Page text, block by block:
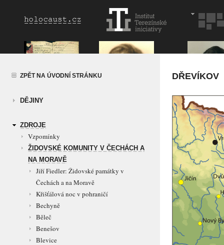
ZPĚT NA ÚVODNÍ STRÁNKU
DĚJINY
ZDROJE
Vzpomínky
ŽIDOVSKÉ KOMUNITY V ČECHÁCH A
NA MORAVĚ
Jiří Fiedler: Židovské památky v
Čechách a na Moravě
Křišťálová noc v pohraničí
Bechyně
Běleč
Benešov
Blevice
DŘEVÍKOV